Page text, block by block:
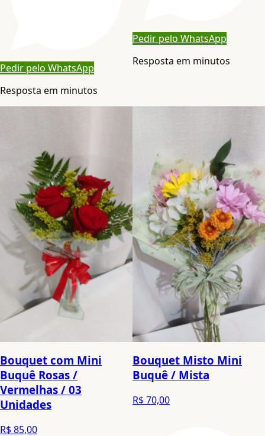
Pedir pelo WhatsApp
Resposta em minutos
Pedir pelo WhatsApp
Resposta em minutos
Bouquet com Mini
Buquê Rosas /
Vermelhas / 03
Unidades
R$ 85,00
Bouquet Misto Mini
Buquê / Mista
R$ 70,00